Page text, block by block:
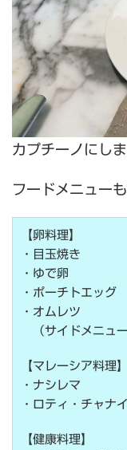
カプチーノにしま
フードメニュー
【卵料理】
・目玉焼き
・ゆで卵
・ポーチトエッグ
・オムレツ
（サイドメニュー
【マレーシア料理】
・ナシレマ
・ロティ・チャナイ
【健康料理】